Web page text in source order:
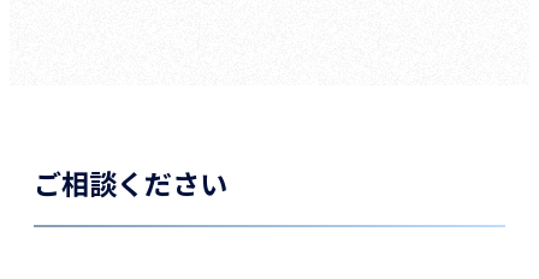
ご相談ください